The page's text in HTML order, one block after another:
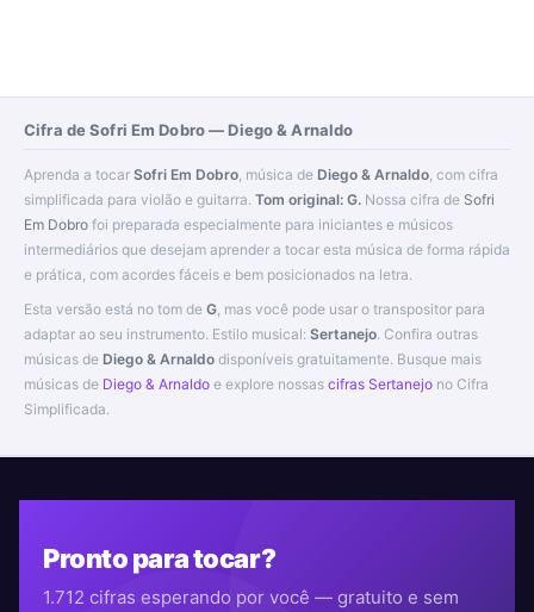
Cifra de Sofri Em Dobro — Diego & Arnaldo
Aprenda a tocar Sofri Em Dobro , música de Diego & Arnaldo , com cifra
simplificada para violão e guitarra. Tom original: G. Nossa cifra de Sofri
Em Dobro foi preparada especialmente para iniciantes e músicos
intermediários que desejam aprender a tocar esta música de forma rápida
e prática, com acordes fáceis e bem posicionados na letra.
Esta versão está no tom de G , mas você pode usar o transpositor para
adaptar ao seu instrumento. Estilo musical: Sertanejo. Confira outras
músicas de Diego & Arnaldo disponíveis gratuitamente. Busque mais
músicas de Diego & Arnaldo e explore nossas cifras Sertanejo no Cifra
Simplificada.
Pronto para tocar?
1.712 cifras esperando por você — gratuito e sem